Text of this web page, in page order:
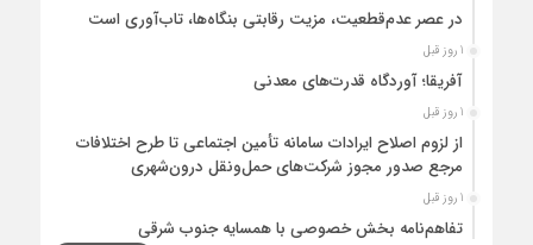
در عصر عدم‌قطعیت، مزیت رقابتی بنگاه‌ها، تاب‌آوری است
1 روز قبل
آفریقا؛ آوردگاه قدرت‌های معدنی
1 روز قبل
از لزوم اصلاح ایرادات سامانه تأمین اجتماعی تا طرح اختلافات
مرجع صدور مجوز شرکت‌های حمل‌ونقل درون‌شهری
1 روز قبل
تفاهم‌نامه بخش خصوصی با همسایه جنوب شرقی